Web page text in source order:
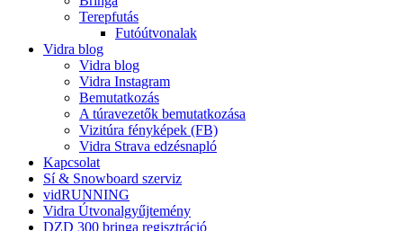
Terepfutás
Futóútvonalak
Vidra blog
Vidra blog
Vidra Instagram
Bemutatkozás
A túravezetők bemutatkozása
Vizitúra fényképek (FB)
Vidra Strava edzésnapló
Kapcsolat
Sí & Snowboard szerviz
vidRUNNING
Vidra Útvonalgyűjtemény
DZD 300 bringa regisztráció